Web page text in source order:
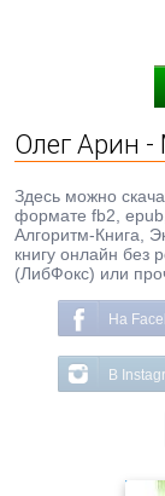
Олег Арин -
Здесь можно
формате fb2,
Алгоритм-Книга,
книгу онлайн без
(ЛибФокс) или
На
В